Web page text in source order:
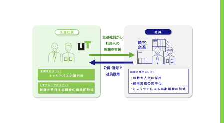
サステナビリティ
サステナビリティTOP